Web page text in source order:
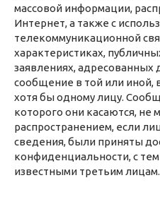
массовой информации,
Интернет, а также с
телекоммуникационной
характеристиках,
заявлениях,
сообщение в той или иной,
хотя бы одному лицу.
которого они касаются, не
распространением, если
сведения, были приняты
конфиденциальности, с
известными третьим лицам.